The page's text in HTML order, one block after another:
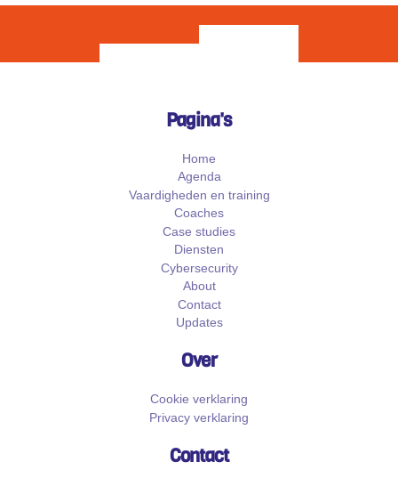
Pagina's
Home
Agenda
Vaardigheden en training
Coaches
Case studies
Diensten
Cybersecurity
About
Contact
Updates
Over
Cookie verklaring
Privacy verklaring
Contact